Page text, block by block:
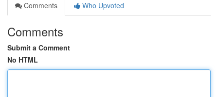
Comments
Who Upvoted
Comments
Submit a Comment
No HTML